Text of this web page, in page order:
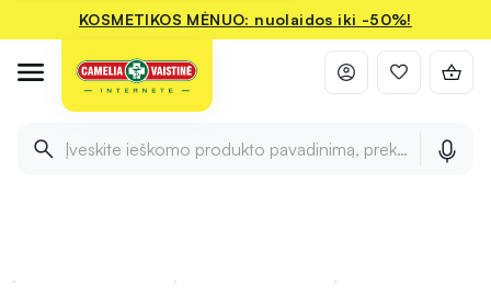
KOSMETIKOS MĖNUO: nuolaidos iki -50%!
Įveskite ieškomo produkto pavadinimą, prekės ženklą ir